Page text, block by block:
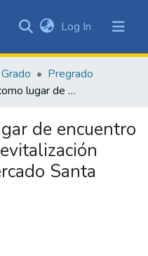
Log In (current)
Pregrado
El mercado como lugar de encuentro para la ciudadanía revitalización urbana plaza de mercado Santa Helena
de encuentro
Santa